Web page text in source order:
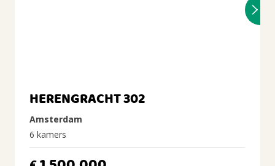
HERENGRACHT 302
Amsterdam
6 kamers